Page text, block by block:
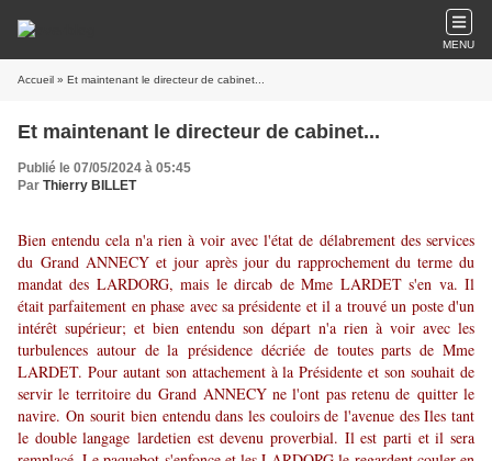
MENU
Accueil » Et maintenant le directeur de cabinet...
Et maintenant le directeur de cabinet...
Publié le 07/05/2024 à 05:45
Par Thierry BILLET
Bien entendu cela n'a rien à voir avec l'état de délabrement des services
du Grand ANNECYet jour après jour du rapprochement du terme du
mandat des LARDORG, mais le dircab de Mme LARDET s'en va. Il
était parfaitement en phase avec sa présidente et il a trouvé un poste d'un
intérêt supérieur; et bien entendu son départ n'a rien à voir avec les
turbulences autour de la présidence décriée de toutes parts de Mme
LARDET. Pour autant son attachement à la Présidente et son souhait de
servir le territoire du Grand ANNECY ne l'ont pas retenu de quitter le
navire. On sourit bien entendu dans les couloirs de l'avenue des Iles tant
le double langage lardetien est devenu proverbial. Il est parti et il sera